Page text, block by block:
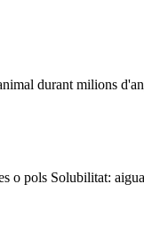
durant milions
o pols Solubilitat: